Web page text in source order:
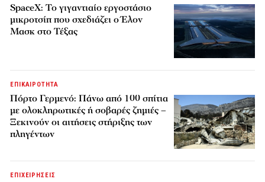
SpaceX: Το γιγαντιαίο εργοστάσιο
μικροτσίπ που σχεδιάζει ο Έλον
Μασκ στο Τέξας
ΕΠΙΚΑΙΡΟΤΗΤΑ
Πόρτο Γερμενό: Πάνω από 100 σπίτια
με ολοκληρωτικές ή σοβαρές ζημιές –
Ξεκινούν οι αιτήσεις στήριξης των
πληγέντων
ΕΠΙΧΕΙΡΗΣΕΙΣ